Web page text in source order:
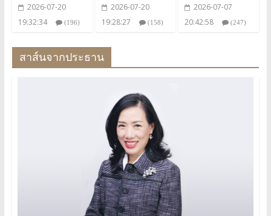
2026-07-20
19:32:34
(196)
2026-07-20
19:28:27
(158)
2026-07-07
20:42:58
(247)
สาส์นจากประธาน